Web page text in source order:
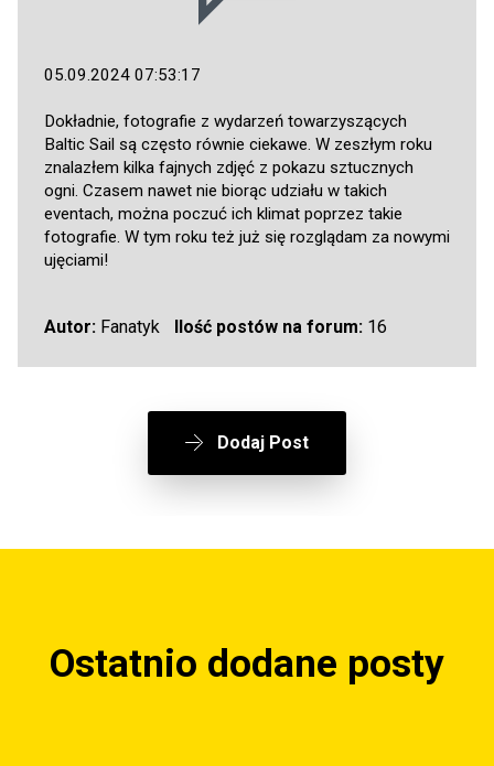
05.09.2024 07:53:17
Dokładnie, fotografie z wydarzeń towarzyszących
Baltic Sail są często równie ciekawe. W zeszłym roku
znalazłem kilka fajnych zdjęć z pokazu sztucznych
ogni. Czasem nawet nie biorąc udziału w takich
eventach, można poczuć ich klimat poprzez takie
fotografie. W tym roku też już się rozglądam za nowymi
ujęciami!
Autor: Fanatyk Ilość postów na forum:16
Dodaj Post
Ostatnio dodane posty